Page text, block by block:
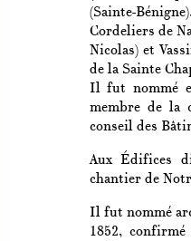
(Sainte-
Cordeliers de
Nicolas) et
de la Sainte
Il fut nommé
membre de la
conseil des
Aux Édifices
chantier de
Il fut nommé
1852,